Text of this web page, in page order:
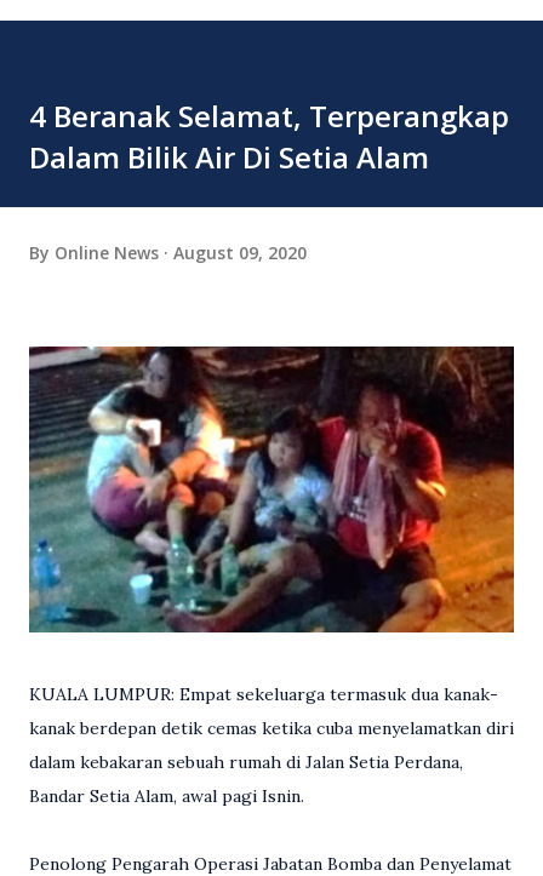
4 Beranak Selamat, Terperangkap
Dalam Bilik Air Di Setia Alam
By Online News August 09, 2020
KUALA LUMPUR: Empat sekeluarga termasuk dua kanak-
kanak berdepan detik cemas ketika cuba menyelamatkan diri
dalam kebakaran sebuah rumah di Jalan Setia Perdana,
Bandar Setia Alam, awal pagi Isnin.
Penolong Pengarah Operasi Jabatan Bomba dan Penyelamat